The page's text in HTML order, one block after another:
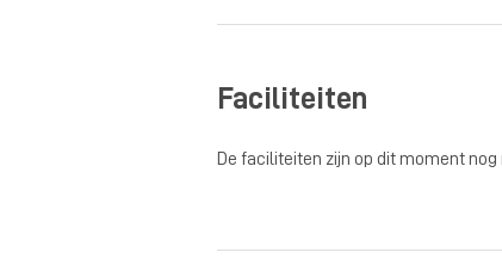
Faciliteiten
De faciliteiten zijn op dit moment nog